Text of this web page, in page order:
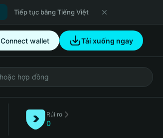
Tiếp tục bằng Tiếng Việt
Connect wallet Tải xuống ngay
Rủi ro
0